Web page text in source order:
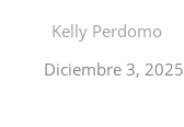
Kelly Perdomo
Diciembre 3, 2025